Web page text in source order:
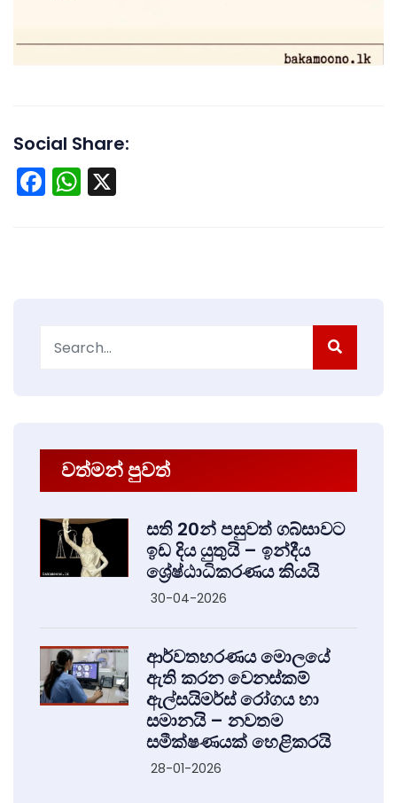
Social Share:
Facebook
WhatsApp
for:
වත්මන් පුවත්
සති 20න් පසුවත් ගබ්සාවට
ඉඩ දිය යුතුයි – ඉන්දීය
ශ්‍රේෂ්ඨාධිකරණය කියයි
30-04-2026
ආර්වතහරණය මොලයේ
ඇති කරන වෙනස්කම්
ඇල්සයිමර්ස් රෝගය හා
සමානයි – නවතම
සමීක්ෂණයක් හෙළිකරයි
28-01-2026